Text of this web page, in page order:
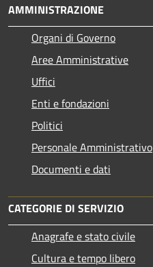
AMMINISTRAZIONE
Organi di Governo
Aree Amministrative
Uffici
Enti e fondazioni
Politici
Personale Amministrativo
Documenti e dati
CATEGORIE DI SERVIZIO
Anagrafe e stato civile
Cultura e tempo libero